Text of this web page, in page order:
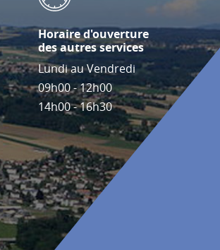
Horaire d'ouverture
des autres services
Lundi au Vendredi
09h00 - 12h00
14h00 - 16h30